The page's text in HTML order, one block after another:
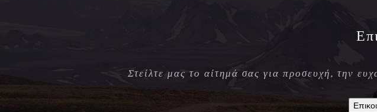
Στείλτε μας το αίτημά σας για προσευχή, την